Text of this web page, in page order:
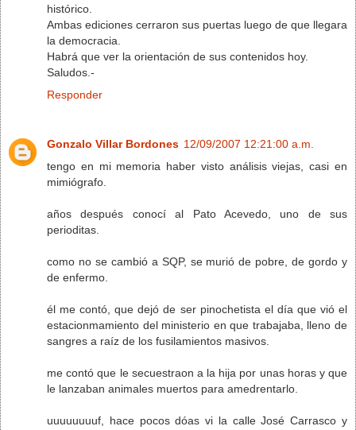
histórico.
Ambas ediciones cerraron sus puertas luego de que llegara
la democracia.
Habrá que ver la orientación de sus contenidos hoy.
Saludos.-
Responder
Gonzalo Villar Bordones 12/09/2007 12:21:00 a.m.
tengo en mi memoria haber visto análisis viejas, casi en
mimiógrafo.
años después conocí al Pato Acevedo, uno de sus
perioditas.
como no se cambió a SQP, se murió de pobre, de gordo y
de enfermo.
él me contó, que dejó de ser pinochetista el día que vió el
estacionmamiento del ministerio en que trabajaba, lleno de
sangres a raíz de los fusilamientos masivos.
me contó que le secuestraon a la hija por unas horas y que
le lanzaban animales muertos para amedrentarlo.
uuuuuuuuf, hace pocos dóas vi la calle José Carrasco y